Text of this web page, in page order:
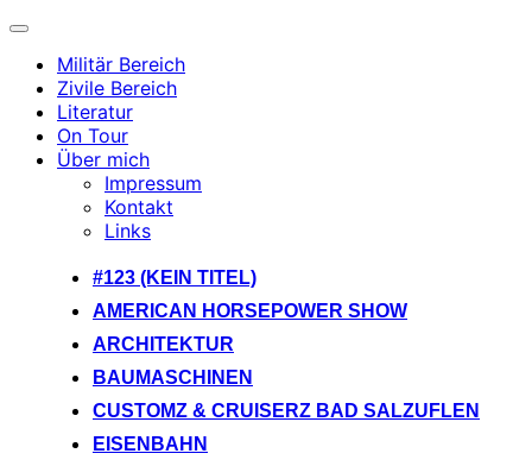
Navigation
umschalten
Militär Bereich
Zivile Bereich
Literatur
On Tour
Über mich
Impressum
Kontakt
Links
springen
#123 (KEIN TITEL)
AMERICAN HORSEPOWER SHOW
ARCHITEKTUR
BAUMASCHINEN
CUSTOMZ & CRUISERZ BAD SALZUFLEN
EISENBAHN